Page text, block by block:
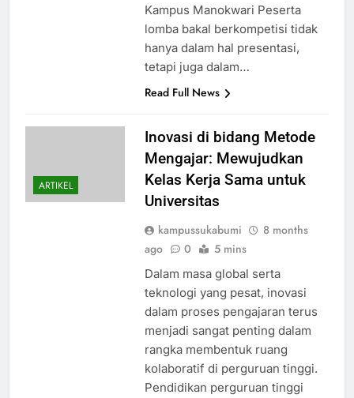
Kampus Manokwari Peserta
lomba bakal berkompetisi tidak
hanya dalam hal presentasi,
tetapi juga dalam…
Read Full News
ARTIKEL
Inovasi di bidang Metode
Mengajar: Mewujudkan
Kelas Kerja Sama untuk
Universitas
kampussukabumi
8 months
ago
0 5 mins
Dalam masa global serta
teknologi yang pesat, inovasi
dalam proses pengajaran terus
menjadi sangat penting dalam
rangka membentuk ruang
kolaboratif di perguruan tinggi.
Pendidikan perguruan tinggi